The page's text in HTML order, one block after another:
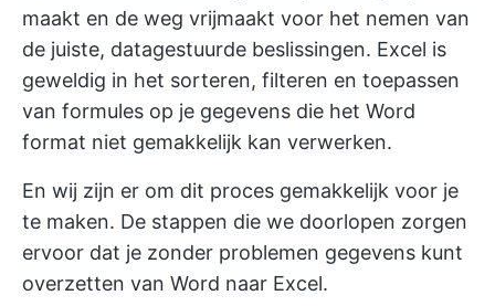
maakt en de weg vrijmaakt voor het nemen van
de juiste, datagestuurde beslissingen. Excel is
geweldig in het sorteren, filteren en toepassen
van formules op je gegevens die het Word
format niet gemakkelijk kan verwerken.
En wij zijn er om dit proces gemakkelijk voor je
te maken. De stappen die we doorlopen zorgen
ervoor dat je zonder problemen gegevens kunt
overzetten van Word naar Excel.